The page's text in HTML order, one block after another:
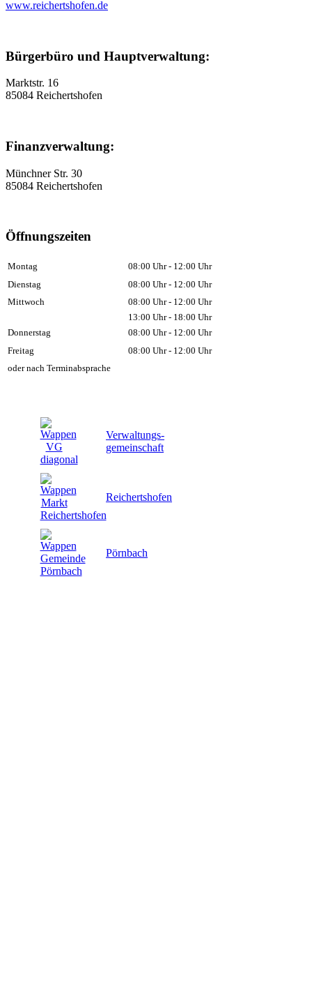
www.reichertshofen.de
Bürgerbüro und Hauptverwaltung:
Marktstr. 16
85084 Reichertshofen
Finanzverwaltung:
Münchner Str. 30
85084 Reichertshofen
Öffnungszeiten
Montag
08:00 Uhr - 12:00 Uhr
Dienstag
08:00 Uhr - 12:00 Uhr
Mittwoch
08:00 Uhr - 12:00 Uhr
13:00 Uhr - 18:00 Uhr
Donnerstag
08:00 Uhr - 12:00 Uhr
Freitag
08:00 Uhr - 12:00 Uhr
oder nach Terminabsprache
Verwaltungs-
gemeinschaft
Reichertshofen
Pörnbach